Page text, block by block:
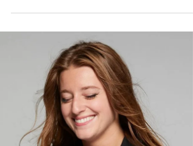
C’est un départ précoce qui vient bousculer les
après le lancement en grande pompe de «
Bonjour ! », la matinale animée par Bruce
Toussaint, la chanteuse et comédienne Lorie
Pester a pris la décision de quitter l'émission.
TF1+ Une greffe qui n'a pas pris Arrivée avec
l'ambition d'apporter sa fraîcheur et sa proximité
avec le public à travers une chronique axée sur
bien-être, l’interprète de « Week-end » n'aurait
jamais vérit